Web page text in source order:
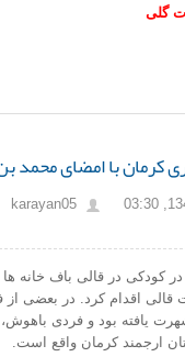
گلی
با امضای محمد بن
karayan05
کودکی در قالی باف خانه
قالی اقدام کرد. در بعضی
ارجمند کرمان واقع است.